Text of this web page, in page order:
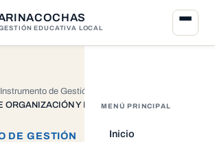
EDUCATIVA LOCAL
MENÚ PRINCIPAL
Inicio
Instrumento de Gestión
ORGANIZACIÓN Y FUNCIONES ROF
DE GESTIÓN